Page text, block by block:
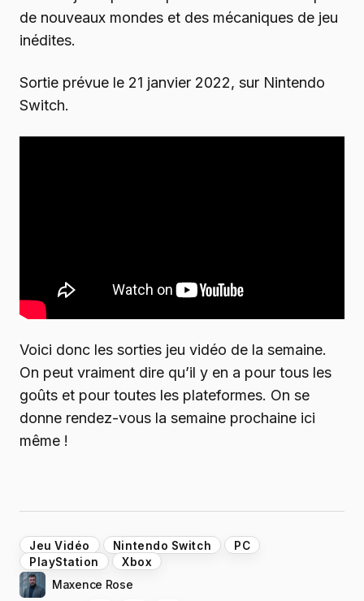
de nouveaux mondes et des mécaniques de jeu
inédites.
Sortie prévue le 21 janvier 2022, sur Nintendo
Switch.
Voici donc les sorties jeu vidéo de la semaine.
On peut vraiment dire qu’il y en a pour tous les
goûts et pour toutes les plateformes. On se
donne rendez-vous la semaine prochaine ici
même !
Jeu Vidéo Nintendo Switch
PC
PlayStation
Xbox
Maxence Rose